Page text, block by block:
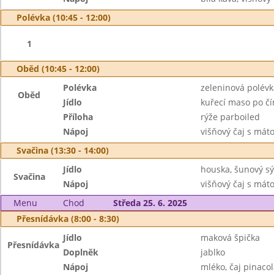
Polévka (10:45 - 12:00)
1
Oběd (10:45 - 12:00)
Oběd
Polévka
zeleninová
Jídlo
kuřecí maso po
Příloha
rýže parboiled
Nápoj
višňový čaj s
Svačina (13:30 - 14:00)
Svačina
Jídlo
houska, šunový
Nápoj
višňový čaj s
Menu
Chod
Středa 25. 6. 2025
Přesnídávka (8:00 - 8:30)
Přesnídávka
Jídlo
maková špička
Doplněk
jablko
Nápoj
mléko, čaj